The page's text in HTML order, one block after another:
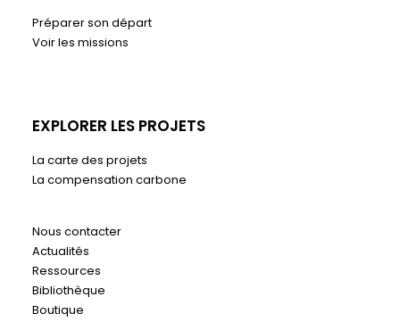
Préparer son départ
Voir les missions
EXPLORER LES PROJETS
La carte des projets
La compensation carbone
Nous contacter
Actualités
Ressources
Bibliothèque
Boutique